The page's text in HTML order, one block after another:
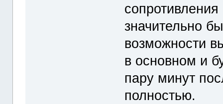
сопротивления
значительно
возможности
в основном и
пару минут
полностью.